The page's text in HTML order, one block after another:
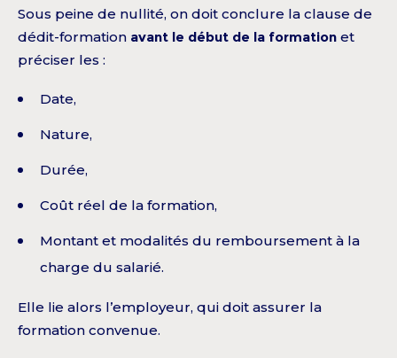
Sous peine de nullité, on doit conclure la clause de
dédit-formation avant le début de la formation et
préciser les :
Date,
Nature,
Durée,
Coût réel de la formation,
Montant et modalités du remboursement à la
charge du salarié.
Elle lie alors l’employeur, qui doit assurer la
formation convenue.